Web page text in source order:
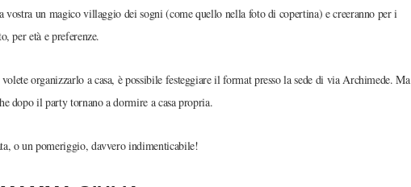
vostra un magico villaggio dei sogni (come quello nella foto di copertina) e creeranno per i
per età e preferenze.
organizzarlo a casa, è possibile festeggiare il format presso la sede di via Archimede. Ma
dopo il party tornano a dormire a casa propria.
o un pomeriggio, davvero indimenticabile!